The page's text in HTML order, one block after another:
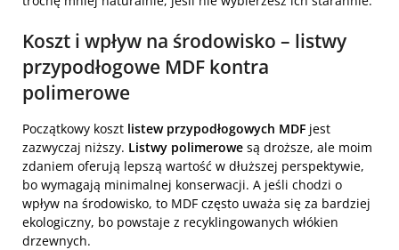
Koszt i wpływ na środowisko – listwy
przypodłogowe MDF kontra
polimerowe
Początkowy koszt listew przypodłogowych MDF jest
zazwyczaj niższy. Listwy polimerowe są droższe, ale moim
zdaniem oferują lepszą wartość w dłuższej perspektywie,
bo wymagają minimalnej konserwacji. A jeśli chodzi o
wpływ na środowisko, to MDF często uważa się za bardziej
ekologiczny, bo powstaje z recyklingowanych włókien
drzewnych.